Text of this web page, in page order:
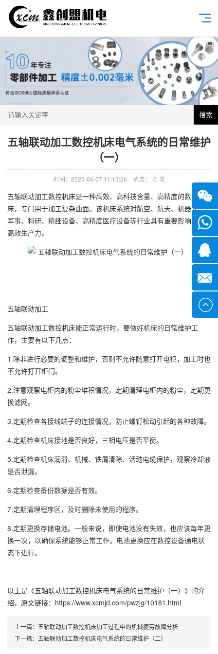
搜索
五轴联动加工数控机床电气系统的日常维护
（一）
时间：2023-04-07 11:15:26 点击： 0 次
五轴联动加工数控机床是一种高效、高科技含量、高精度的数字机
床，专门用于加工复杂曲面。该机床系统对航空、航天、机器人、
军事、科研、精细设备、高精度医疗设备等行业具有重要影响力和
高效生产力。
五轴联动加工
五轴联动加工数控机床能正常运行时，要做好机床的日常维护工
作，主要有以下几点：
1.除非进行必要的调整和维护，否则不允许随意打开电柜，加工时也
不允许打开柜门。
2.注意观察电柜内的粉尘堆积情况，定期清理电柜内的粉尘，定期更
换滤网。
3.定期检查各接线端子的连接情况，防止螺钉松动引起的各种故障。
4.定期检查机床接地是否良好，三相电压是否平衡。
5.定期检查机床润滑、机械、铁屑清除、活动电缆保护，观察冷却液
是否泄漏。
6.定期检查备份数据是否有效。
7.定期清理程序区，及时删除未使用的程序。
8.定期更换存储电池。一般来说，即使电池没有失效，也应该每年更
换一次，以确保系统能够正常工作。电池更换应在数控设备通电状
态下进行。
以上是 《五轴联动加工数控机床电气系统的日常维护（一）》 的介
绍，原文链接： https://www.xcmjd.com/pwzjg/10181.html
上一篇： 五轴联动加工数控机床加工过程中的机械疲劳故障分析
下一篇： 五轴联动加工数控机床电气系统的日常维护（二）
微信